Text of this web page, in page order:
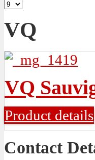
VQ
VQ
Product details
Contact